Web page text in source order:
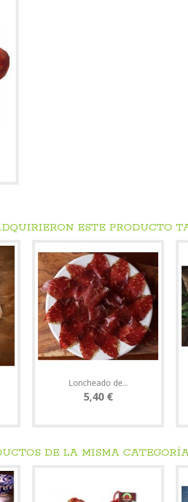
ESTE PRODUCTO
Loncheado de...
5,40 €
DE LA MISMA